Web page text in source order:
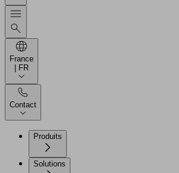
France
| FR
Contact
Produits
Solutions